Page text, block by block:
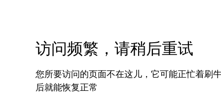
访问频繁，请稍后重试
您所要访问的页面不在这儿，它可能正忙着刷
后就能恢复正常